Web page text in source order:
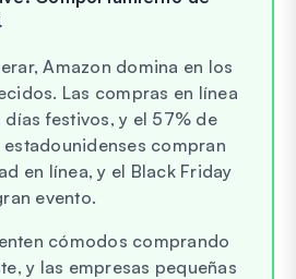
Amazon domina en los
Las compras en línea
festivos, y el 57% de
compran
en línea, y el Black Friday
evento.
cómodos comprando
y las empresas pequeñas